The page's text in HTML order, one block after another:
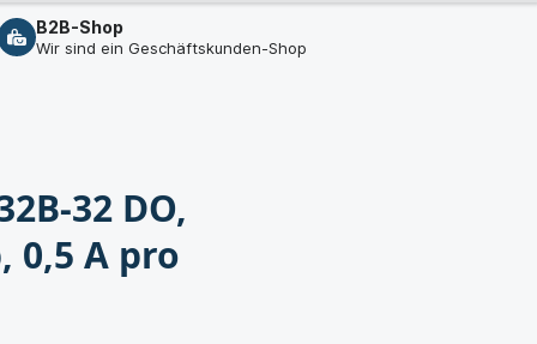
B2B-Shop
Wir sind ein Geschäftskunden-Shop
32 DO,
0,5 A pro